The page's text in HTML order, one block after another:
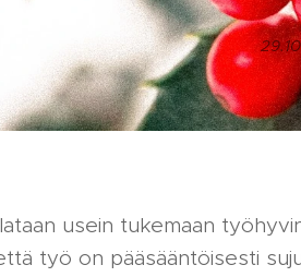
usein tukemaan
työ on pääsääntöisesti